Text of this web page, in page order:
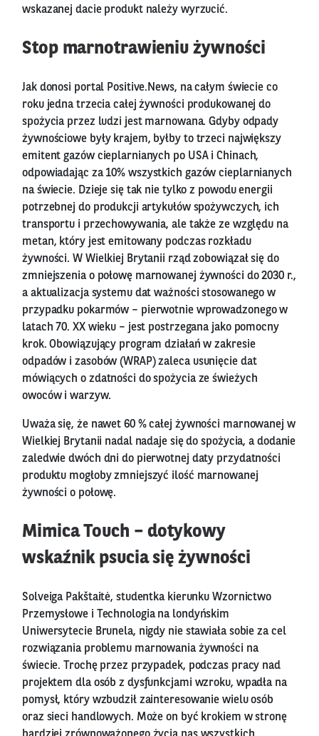
wskazanej dacie produkt należy wyrzucić.
Stop marnotrawieniu żywności
Jak donosi portal Positive.News, na całym świecie co
roku jedna trzecia całej żywności produkowanej do
spożycia przez ludzi jest marnowana. Gdyby odpady
żywnościowe były krajem, byłby to trzeci największy
emitent gazów cieplarnianych po USA i Chinach,
odpowiadając za 10% wszystkich gazów cieplarnianych
na świecie. Dzieje się tak nie tylko z powodu energii
potrzebnej do produkcji artykułów spożywczych, ich
transportu i przechowywania, ale także ze względu na
metan, który jest emitowany podczas rozkładu
żywności. W Wielkiej Brytanii rząd zobowiązał się do
zmniejszenia o połowę marnowanej żywności do 2030 r.,
a aktualizacja systemu dat ważności stosowanego w
przypadku pokarmów – pierwotnie wprowadzonego w
latach 70. XX wieku – jest postrzegana jako pomocny
krok. Obowiązujący program działań w zakresie
odpadów i zasobów (WRAP) zaleca usunięcie dat
mówiących o zdatności do spożycia ze świeżych
owoców i warzyw.
Uważa się, że nawet 60 % całej żywności marnowanej w
Wielkiej Brytanii nadal nadaje się do spożycia, a dodanie
zaledwie dwóch dni do pierwotnej daty przydatności
produktu mogłoby zmniejszyć ilość marnowanej
żywności o połowę.
Mimica Touch – dotykowy
wskaźnik psucia się żywności
Solveiga Pakštaitė, studentka kierunku Wzornictwo
Przemysłowe i Technologia na londyńskim
Uniwersytecie Brunela, nigdy nie stawiała sobie za cel
rozwiązania problemu marnowania żywności na
świecie. Trochę przez przypadek, podczas pracy nad
projektem dla osób z dysfunkcjami wzroku, wpadła na
pomysł, który wzbudził zainteresowanie wielu osób
oraz sieci handlowych. Może on być krokiem w stronę